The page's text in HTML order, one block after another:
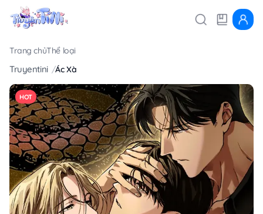
Trang chủThể loại
Truyentini Ác Xà
HOT